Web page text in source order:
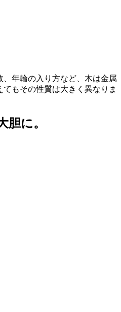
年輪の入り方など、木は金属
もその性質は大きく異なりま
胆に。